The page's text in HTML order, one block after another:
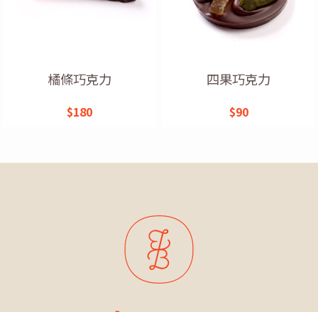
橘條巧克力
$180
四果巧克力
$90